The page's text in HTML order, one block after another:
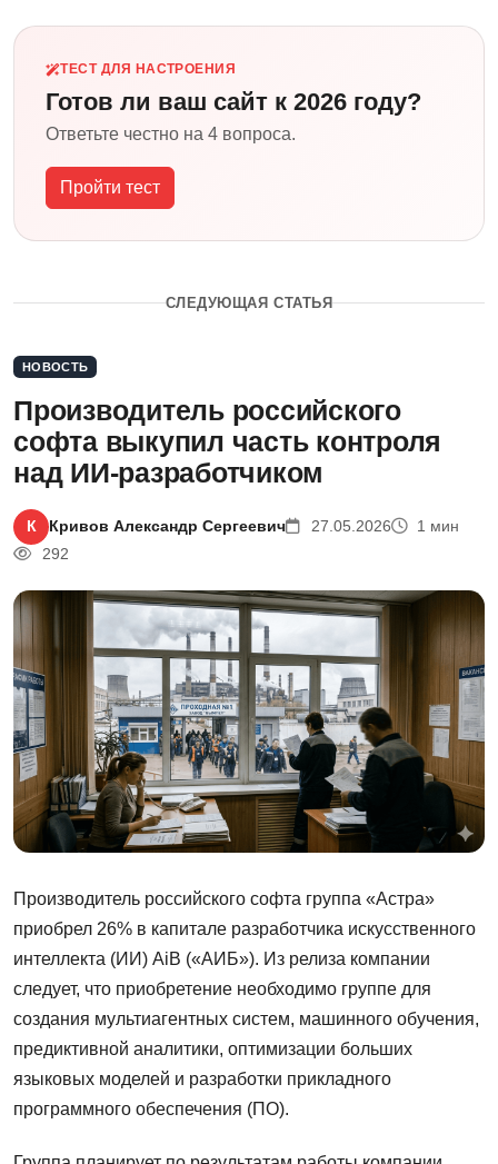
ТЕСТ ДЛЯ НАСТРОЕНИЯ
Готов ли ваш сайт к 2026 году?
Ответьте честно на 4 вопроса.
Пройти тест
СЛЕДУЮЩАЯ СТАТЬЯ
НОВОСТЬ
Производитель российского
софта выкупил часть контроля
над ИИ-разработчиком
К Кривов Александр Сергеевич 27.05.2026
1 мин
292
Производитель российского софта группа «Астра»
приобрел 26% в капитале разработчика искусственного
интеллекта (ИИ) AiB («АИБ»). Из релиза компании
следует, что приобретение необходимо группе для
создания мультиагентных систем, машинного обучения,
предиктивной аналитики, оптимизации больших
языковых моделей и разработки прикладного
программного обеспечения (ПО).